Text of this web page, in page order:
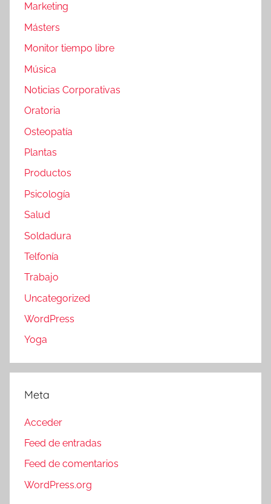
Marketing
Másters
Monitor tiempo libre
Música
Noticias Corporativas
Oratoria
Osteopatía
Plantas
Productos
Psicología
Salud
Soldadura
Telfonía
Trabajo
Uncategorized
WordPress
Yoga
Meta
Acceder
Feed de entradas
Feed de comentarios
WordPress.org